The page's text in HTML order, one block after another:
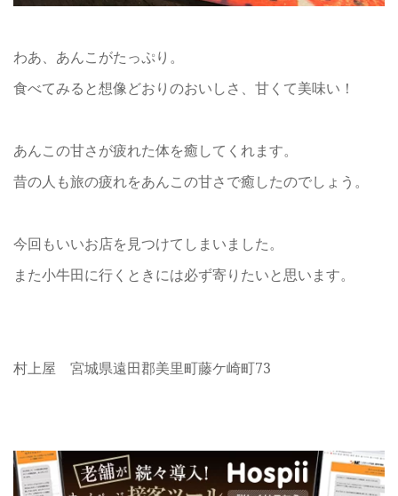
わあ、あんこがたっぷり。
食べてみると想像どおりのおいしさ、甘くて美味い！
あんこの甘さが疲れた体を癒してくれます。
昔の人も旅の疲れをあんこの甘さで癒したのでしょう。
今回もいいお店を見つけてしまいました。
また小牛田に行くときには必ず寄りたいと思います。
村上屋 宮城県遠田郡美里町藤ケ崎町73